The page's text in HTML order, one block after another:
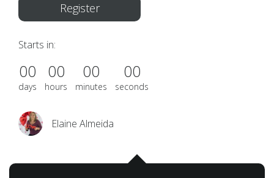
Register
Starts in:
00
days
00
hours
00
minutes
00
seconds
Elaine Almeida